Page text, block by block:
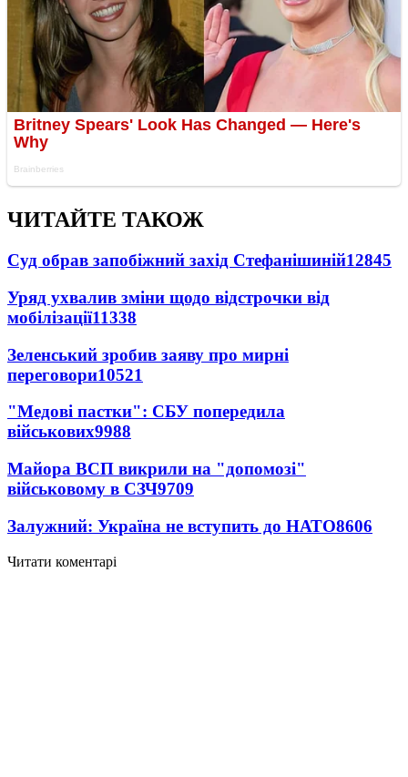
ЧИТАЙТЕ ТАКОЖ
Суд обрав запобіжний захід Стефанішиній12845
Уряд ухвалив зміни щодо відстрочки від
мобілізації11338
Зеленський зробив заяву про мирні
переговори10521
"Медові пастки": СБУ попередила
військових9988
Майора ВСП викрили на "допомозі"
військовому в СЗЧ9709
Залужний: Україна не вступить до НАТО8606
Читати коментарі